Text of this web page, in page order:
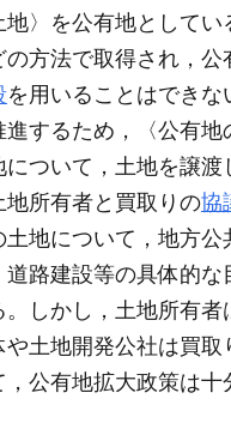
〉を公有地としてい
の方法で取得され，公
を用いることはできな
するため，〈公有地
ついて，土地を譲渡
地所有者と買取りの協
土地について，地方公
路建設等の具体的な
しかし，土地所有者
土地開発公社は買取
，公有地拡大政策は十